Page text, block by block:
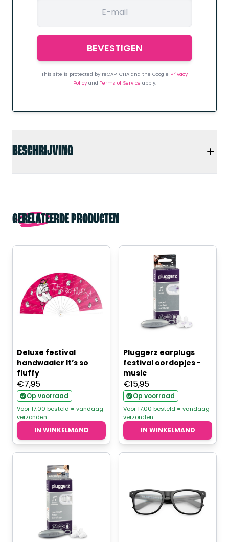
BESCHRIJVING
This site is protected by reCAPTCHA and the Google Privacy
Policy and Terms of Service apply.
GERELATEERDE PRODUCTEN
Deluxe festival
handwaaier It’s so
fluffy
€7,95
Op voorraad
Voor 17.00 besteld = vandaag
verzonden
IN WINKELMAND
Pluggerz earplugs
festival oordopjes -
music
€15,95
Op voorraad
Voor 17.00 besteld = vandaag
verzonden
IN WINKELMAND